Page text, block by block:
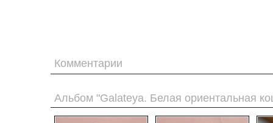
Комментарии
Альбом "Galateya. Белая ориентальная